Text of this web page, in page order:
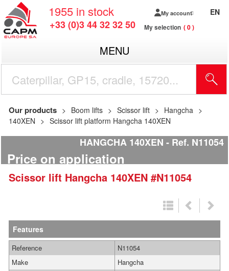
1955 in stock
+33 (0)3 44 32 32 50
My account
My selection 0
EN
MENU
Our products Boom lifts Scissor lift
Hangcha
140XEN
Scissor lift platform Hangcha 140XEN
HANGCHA 140XEN Ref. N11054
Price on application
Scissor lift Hangcha 140XEN #N11054
Features
Reference
N11054
Make
Hangcha